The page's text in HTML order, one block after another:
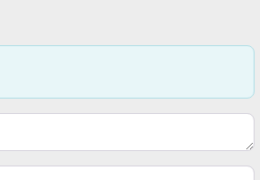
votre expérience de vie ici.